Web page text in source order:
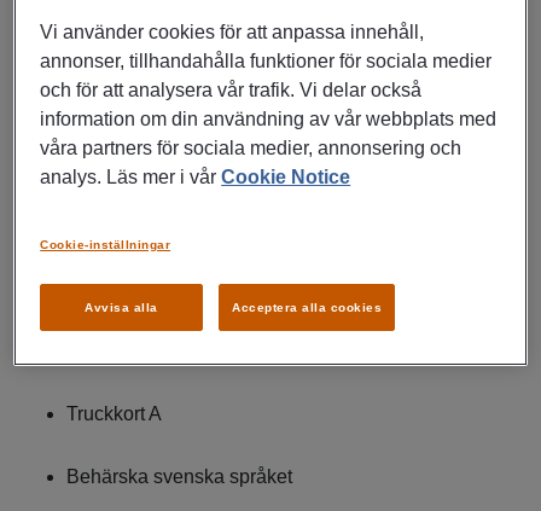
Arbetstider:
Du startar 17.00 och jobbar 8-10H pass måndag till fredag.
Giltigt YKB
Truckkort A
Behärska svenska språket
Vi använder cookies för att anpassa innehåll,
annonser, tillhandahålla funktioner för sociala medier
och för att analysera vår trafik. Vi delar också
information om din användning av vår webbplats med
våra partners för sociala medier, annonsering och
analys. Läs mer i vårCookie Notice
Avvisa alla Acceptera alla cookies
Cookie-inställningar